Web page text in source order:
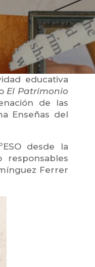
educativa
El Patrimonio
de las
Enseñas del
desde la
responsables
Ferrer